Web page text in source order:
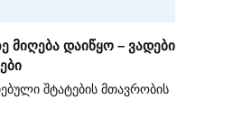
მიღება დაიწყო – ვადები
შტატების მთავრობის